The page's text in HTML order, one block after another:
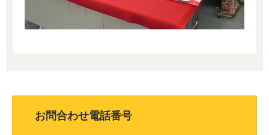
お問合わせ電話番号